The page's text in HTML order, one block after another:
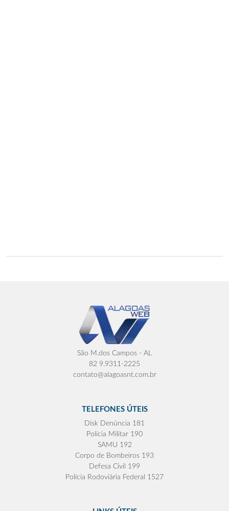
São M.dos Campos - AL
82 9.9311-2225
contato@alagoasnt.com.br
TELEFONES ÚTEIS
Disk Denúncia 181
Polícia Militar 190
SAMU 192
Corpo de Bombeiros 193
Defesa Civil 199
Polícia Rodoviária Federal 1527